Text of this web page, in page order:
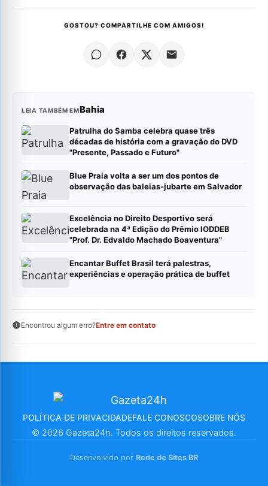
GOSTOU? COMPARTILHE COM AMIGOS!
LEIA TAMBÉM EMBahia
Patrulha do Samba celebra quase três
décadas de história com a gravação do DVD
"Presente, Passado e Futuro"
Blue Praia volta a ser um dos pontos de
observação das baleias-jubarte em Salvador
Excelência no Direito Desportivo será
celebrada na 4ª Edição do Prêmio IODDEB
"Prof. Dr. Edvaldo Machado Boaventura"
Encantar Buffet Brasil terá palestras,
experiências e operação prática de buffet
Encontrou algum erro?Entre em contato
POLÍTICA DE PRIVACIDADEFALE CONOSCOSOBRE NÓS
© 2026 Gazeta24h. Todos os direitos reservados.
Desenvolvido por Rede de Sites BR